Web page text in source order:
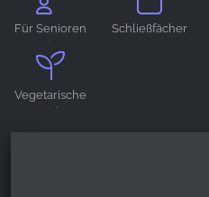
geeignet
geeignet
Für Senioren
geeignet
Schließfächer
Vegetarische
Gerichte